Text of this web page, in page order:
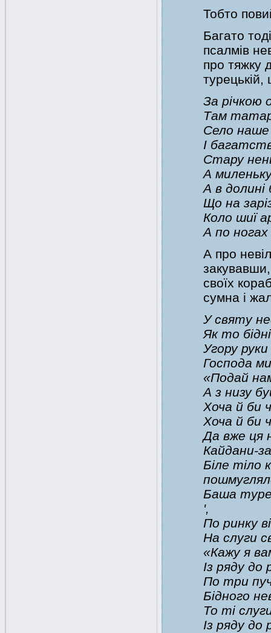
Тобто
Багато
псалмів
про тяжку
За річкою
Там
Село наше
І
Стару
А
А в долині
Що на
Коло шиї
А по
А про
своїх
сумна і
У святу
Як то
Угору
Господа
«Подай
А з низу
Хоча й би
Хоча й би
Да вже ця
Кайдани-
Біле тіло
Баша
',
По ринку
На слуги
«Кажу я
Із ряду
По три
Бідного
То ті
Із ряду до